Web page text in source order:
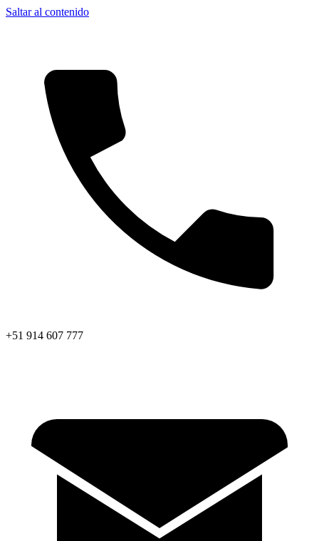
Saltar al contenido
+51 914 607 777